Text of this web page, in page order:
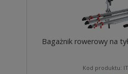
Bagażnik rowerowy na
Kod produktu: IT